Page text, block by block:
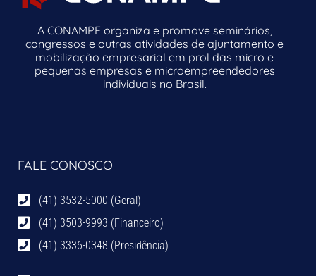
A CONAMPE organiza e promove seminários,
congressos e outras atividades de ajuntamento e
mobilização empresarial em prol das micro e
pequenas empresas e microempreendedores
individuais no Brasil.
FALE CONOSCO
(41) 3532-5000 (Geral)
(41) 3503-9993 (Financeiro)
(41) 3336-0348 (Presidência)